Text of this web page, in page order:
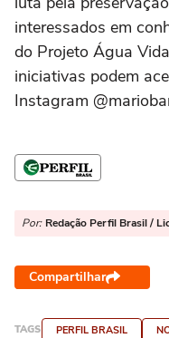
interessados em
do Projeto Água
iniciativas podem
Instagram
Por: Redação Perfil Brasil /
Compartilhar
TAGS PERFIL BRASIL